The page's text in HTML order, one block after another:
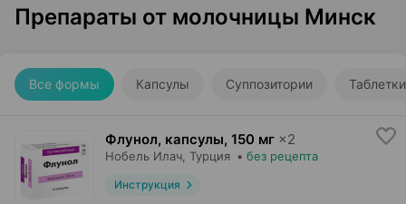
Препараты от молочницы Минск
Все формы Капсулы Суппозитории Таблетки
Флунол, капсулы, 150 мг ×2
Нобель Илач , Турция • без рецепта
Инструкция